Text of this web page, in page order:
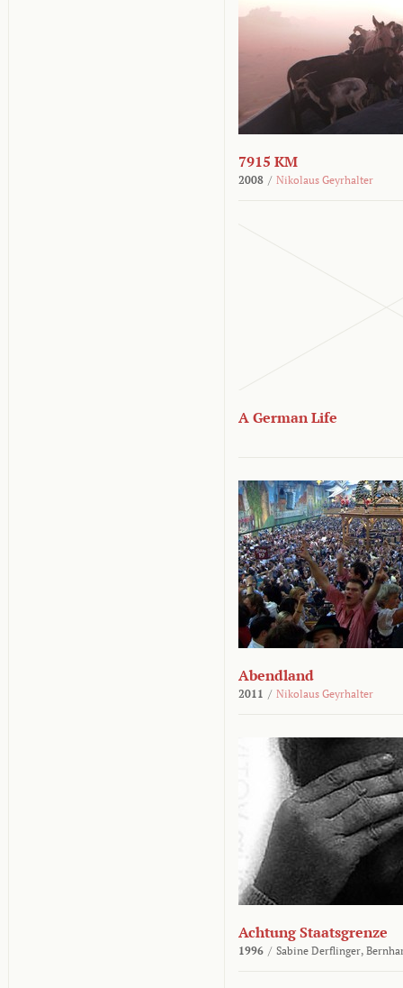
7915 KM
2008 / Nikolaus Geyrhalter
A German Life
Abendland
2011 / Nikolaus Geyrhalter
Achtung Staatsgrenze
1996 / Sabine Derflinger,